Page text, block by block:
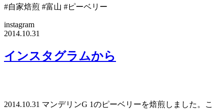
#自家焙煎 #富山 #ピーベリー
instagram
2014.10.31
インスタグラムから
2014.10.31 マンデリンG 1のピーベリーを焙煎しました。こ